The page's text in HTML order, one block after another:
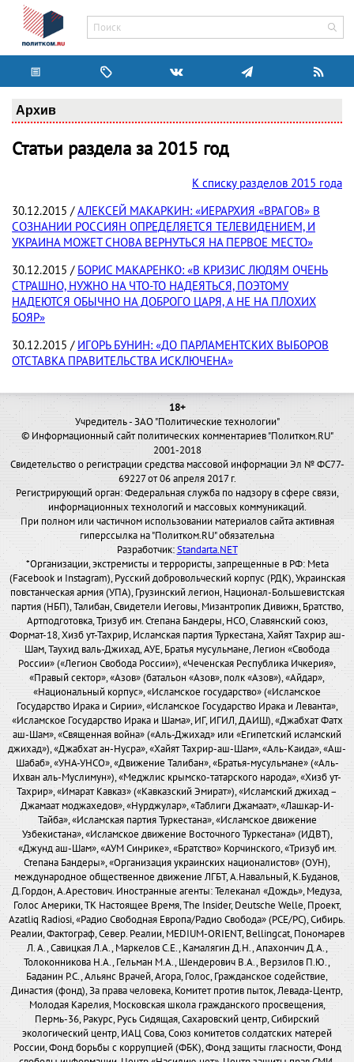
Архив
Статьи раздела за 2015 год
К списку разделов 2015 года
30.12.2015 /АЛЕКСЕЙ МАКАРКИН: «ИЕРАРХИЯ «ВРАГОВ» В
СОЗНАНИИ РОССИЯН ОПРЕДЕЛЯЕТСЯ ТЕЛЕВИДЕНИЕМ, И
УКРАИНА МОЖЕТ СНОВА ВЕРНУТЬСЯ НА ПЕРВОЕ МЕСТО»
30.12.2015 / БОРИС МАКАРЕНКО: «В КРИЗИС ЛЮДЯМ ОЧЕНЬ
СТРАШНО, НУЖНО НА ЧТО-ТО НАДЕЯТЬСЯ, ПОЭТОМУ
НАДЕЮТСЯ ОБЫЧНО НА ДОБРОГО ЦАРЯ, А НЕ НА ПЛОХИХ
БОЯР»
30.12.2015 / ИГОРЬ БУНИН: «ДО ПАРЛАМЕНТСКИХ ВЫБОРОВ
ОТСТАВКА ПРАВИТЕЛЬСТВА ИСКЛЮЧЕНА»
18+
Учредитель - ЗАО "Политические технологии"
© Информационный сайт политических комментариев "Политком.RU"
2001-2018
Свидетельство о регистрации средства массовой информации Эл № ФС77-
69227 от 06 апреля 2017 г.
Регистрирующий орган: Федеральная служба по надзору в сфере связи,
информационных технологий и массовых коммуникаций.
При полном или частичном использовании материалов сайта активная
гиперссылка на "Политком.RU" обязательна
Разработчик:Standarta.NET
*Организации, экстремисты и террористы, запрещенные в РФ: Meta
(Facebook и Instagram), Русский добровольческий корпус (РДК), Украинская
повстанческая армия (УПА), Грузинский легион, Национал-Большевистская
партия (НБП), Талибан, Свидетели Иеговы, Мизантропик Дивижн, Братство,
Артподготовка, Тризуб им. Степана Бандеры, НСО, Славянский союз,
Формат-18, Хизб ут-Тахрир, Исламская партия Туркестана, Хайят Тахрир аш-
Шам, Таухид валь-Джихад, АУЕ, Братья мусульмане, Легион «Свобода
России» («Легион Свобода России»), «Чеченская Республика Ичкерия»,
«Правый сектор», «Азов» (батальон «Азов», полк «Азов»), «Айдар»,
«Национальный корпус», «Исламское государство» («Исламское
Государство Ирака и Сирии», «Исламское Государство Ирака и Леванта»,
«Исламское Государство Ирака и Шама», ИГ, ИГИЛ, ДАИШ), «Джабхат Фатх
аш-Шам», «Священная война» («Аль-Джихад» или «Египетский исламский
джихад»), «Джабхат ан-Нусра», «Хайят Тахрир-аш-Шам», «Аль-Каида», «Аш-
Шабаб», «УНА-УНСО», «Движение Талибан», «Братья-мусульмане» («Аль-
Ихван аль-Муслимун»), «Меджлис крымско-татарского народа», «Хизб ут-
Тахрир», «Имарат Кавказ» («Кавказский Эмират»), «Исламский джихад –
Джамаат моджахедов», «Нурджулар», «Таблиги Джамаат», «Лашкар-И-
Тайба», «Исламская партия Туркестана», «Исламское движение
Узбекистана», «Исламское движение Восточного Туркестана» (ИДВТ),
«Джунд аш-Шам», «АУМ Синрике», «Братство» Корчинского, «Тризуб им.
Степана Бандеры», «Организация украинских националистов» (ОУН),
международное общественное движение ЛГБТ, А.Навальный, К.Буданов,
Д.Гордон, А.Арестович. Иностранные агенты: Телеканал «Дождь», Медуза,
Голос Америки, ТК Настоящее Время, The Insider, Deutsche Welle, Проект,
Azatliq Radiosi, «Радио Свободная Европа/Радио Свобода» (PCE/PC), Сибирь.
Реалии, Фактограф, Север. Реалии, MEDIUM-ORIENT, Bellingcat, Пономарев
Л. А., Савицкая Л.А., Маркелов С.Е., Камалягин Д.Н., Апахончич Д.А.,
Толоконникова Н.А., Гельман М.А., Шендерович В.А., Верзилов П.Ю.,
Баданин Р.С., Альянс Врачей, Агора, Голос, Гражданское содействие,
Династия (фонд), За права человека, Комитет против пыток, Левада-Центр,
Молодая Карелия, Московская школа гражданского просвещения,
Пермь-36, Ракурс, Русь Сидящая, Сахаровский центр, Сибирский
экологический центр, ИАЦ Сова, Союз комитетов солдатских матерей
России, Фонд борьбы с коррупцией (ФБК), Фонд защиты гласности, Фонд